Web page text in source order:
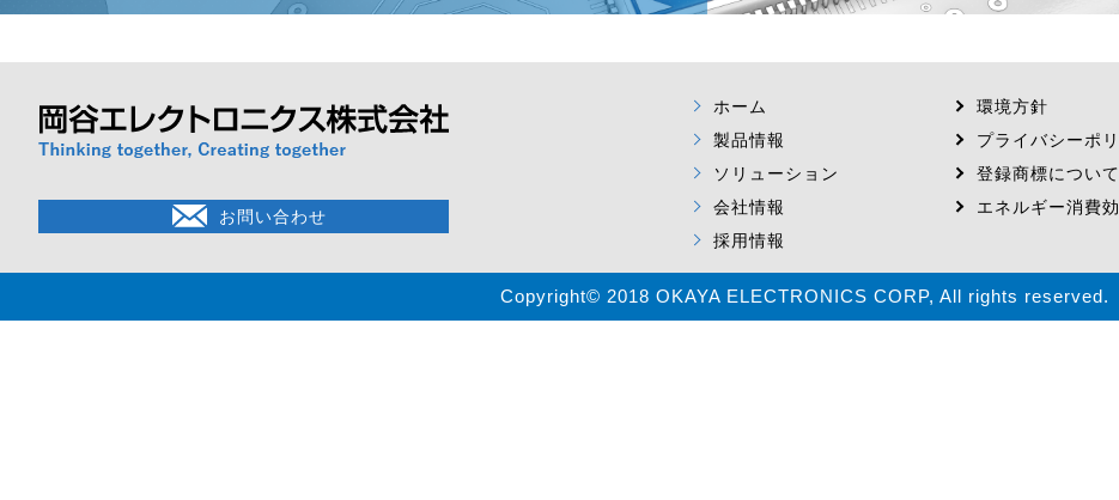
お問い合わせ
ホーム
製品情報
ソリューション
会社情報
採用情報
環境方針
プライバシーポ
登録商標について
エネルギー消費
Copyright© 2018 OKAYA ELECTRONICS CORP, All rights reserved.